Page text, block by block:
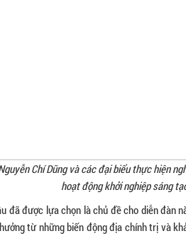
Chí Dũng và các đại biểu thực hiện
hoạt động khởi nghiệp sáng
đã được lựa chọn là chủ đề cho diễn đàn
từ những biến động địa chính trị và